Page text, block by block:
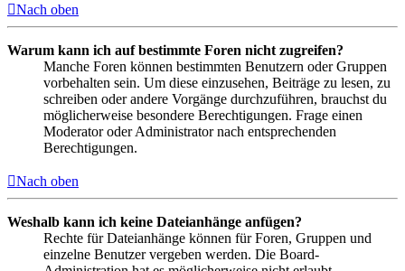
Nach oben
Warum kann ich auf bestimmte Foren nicht zugreifen?
Manche Foren können bestimmten Benutzern oder Gruppen
vorbehalten sein. Um diese einzusehen, Beiträge zu lesen, zu
schreiben oder andere Vorgänge durchzuführen, brauchst du
möglicherweise besondere Berechtigungen. Frage einen
Moderator oder Administrator nach entsprechenden
Berechtigungen.
Nach oben
Weshalb kann ich keine Dateianhänge anfügen?
Rechte für Dateianhänge können für Foren, Gruppen und
einzelne Benutzer vergeben werden. Die Board-